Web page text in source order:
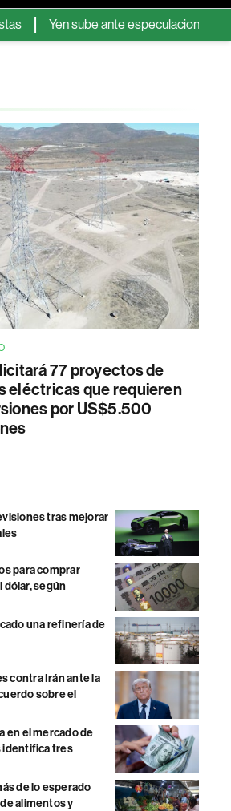
sube ante especulaciones de una
77 proyectos de
eléctricas que requieren
por US$5.500
tras mejorar
para comprar
dólar, según
una refinería de
contra Irán ante la
sobre el
en el mercado de
identifica tres
de lo esperado
alimentos y